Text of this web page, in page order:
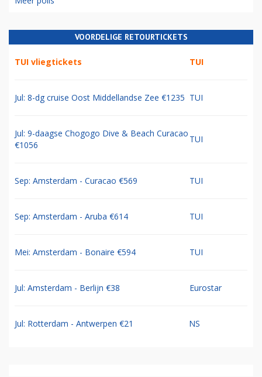
VOORDELIGE RETOURTICKETS
TUI vliegtickets TUI
Jul: 8-dg cruise Oost Middellandse Zee €1235 TUI
Jul: 9-daagse Chogogo Dive & Beach Curacao
€1056
TUI
Sep: Amsterdam - Curacao €569 TUI
Sep: Amsterdam - Aruba €614 TUI
Mei: Amsterdam - Bonaire €594 TUI
Jul: Amsterdam - Berlijn €38 Eurostar
Jul: Rotterdam - Antwerpen €21 NS